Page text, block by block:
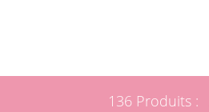
136 Produits :